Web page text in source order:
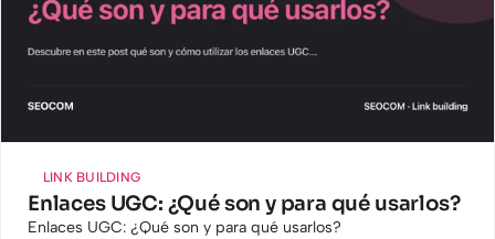
LINK BUILDING
Enlaces UGC: ¿Qué son y para qué usarlos?
Enlaces UGC: ¿Qué son y para qué usarlos?